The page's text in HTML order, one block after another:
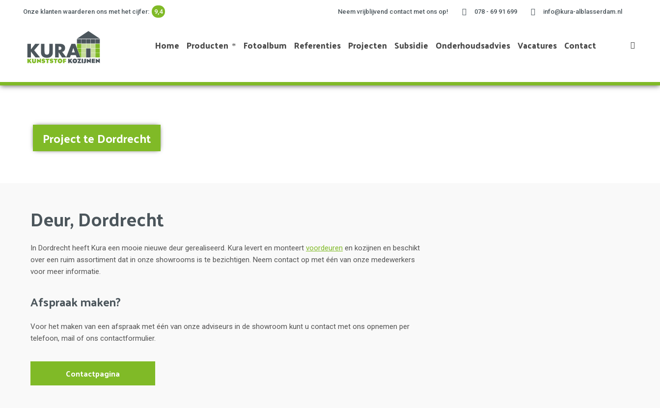
Onze klanten waarderen ons met het cijfer: 9,4 Neem vrijblijvend contact met ons op! 078 - 69 91 699 info@kura-alblasserdam.nl
Home Producten Fotoalbum Referenties Projecten Subsidie Onderhoudsadvies Vacatures Contact
Project te Dordrecht
Deur, Dordrecht
In Dordrecht heeft Kura een mooie nieuwe deur gerealiseerd. Kura levert en monteert voordeuren en kozijnen en beschikt
over een ruim assortiment dat in onze showrooms is te bezichtigen. Neem contact op met één van onze medewerkers
voor meer informatie.
Afspraak maken?
Voor het maken van een afspraak met één van onze adviseurs in de showroom kunt u contact met ons opnemen per
telefoon, mail of ons contactformulier.
Contactpagina